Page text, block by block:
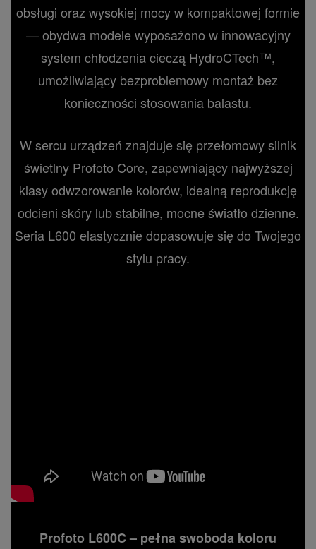
obsługi oraz wysokiej mocy w kompaktowej formie
— obydwa modele wyposażono w innowacyjny
system chłodzenia cieczą HydroCTech™,
umożliwiający bezproblemowy montaż bez
konieczności stosowania balastu.
W sercu urządzeń znajduje się przełomowy silnik
świetlny Profoto Core, zapewniający najwyższej
klasy odwzorowanie kolorów, idealną reprodukcję
odcieni skóry lub stabilne, mocne światło dzienne.
Seria L600 elastycznie dopasowuje się do Twojego
stylu pracy.
Profoto L600C – pełna swoboda koloru